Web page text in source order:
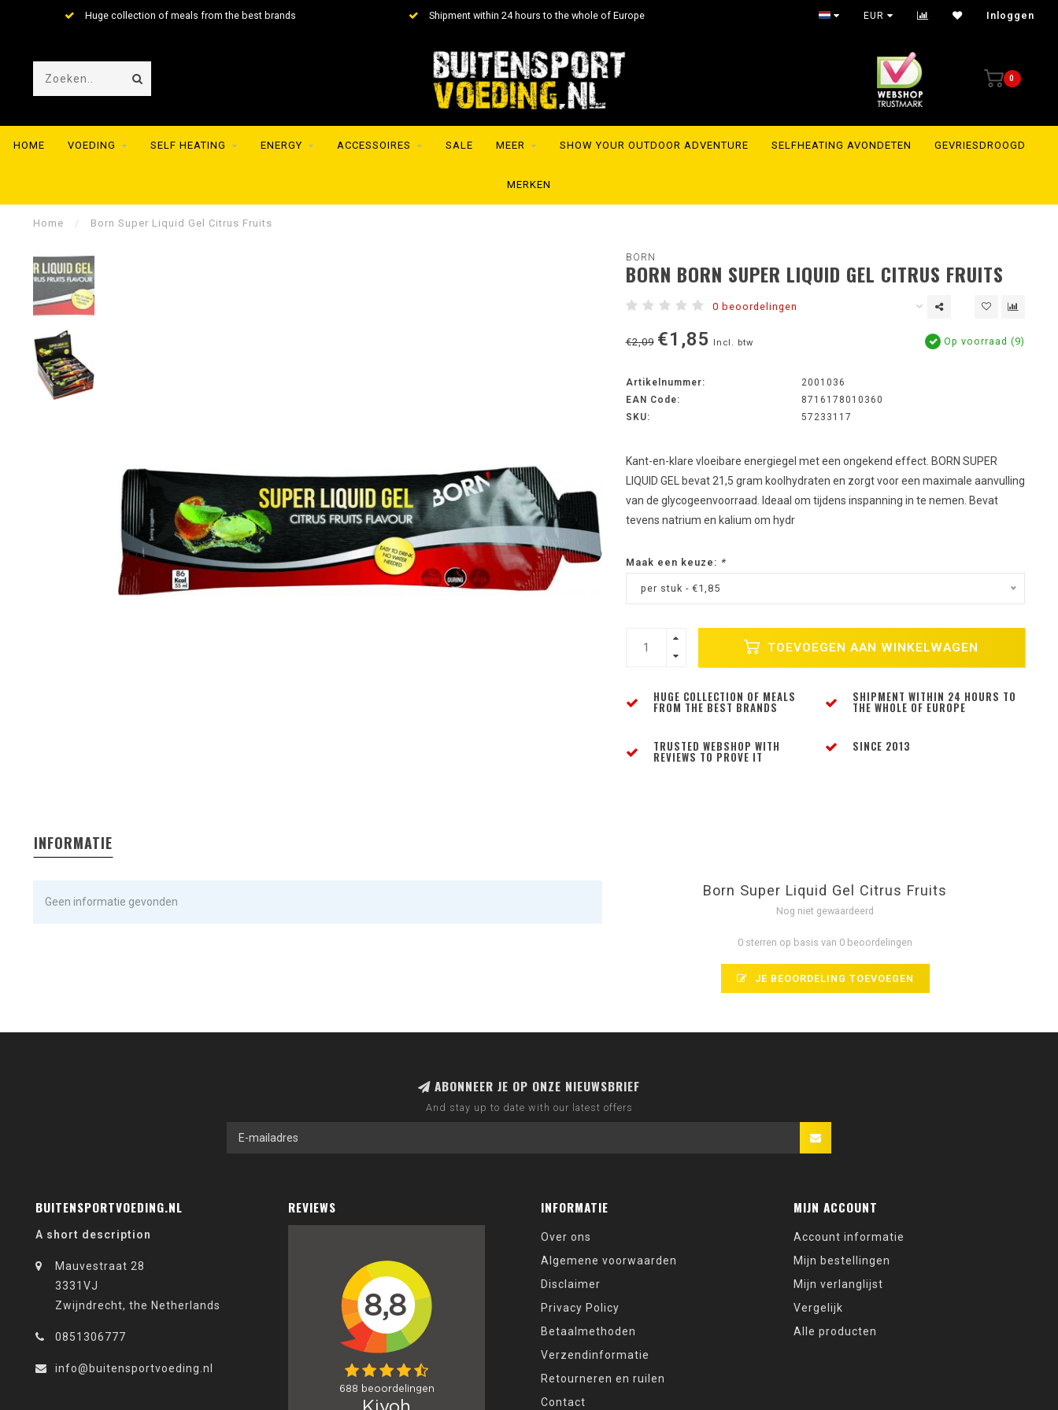
Huge collection of meals from the best brands Shipment within 24 hours to the whole of Europe EUR Inloggen
0
HOME VOEDING SELF HEATING ENERGY ACCESSOIRES SALE MEER SHOW YOUR OUTDOOR ADVENTURE SELFHEATING AVONDETEN GEVRIESDROOGD
MERKEN
Home / Born Super Liquid Gel Citrus Fruits
BORN
BORN BORN SUPER LIQUID GEL CITRUS FRUITS
0 beoordelingen
€2,09 €1,85 Incl. btw Op voorraad (9)
Artikelnummer:
2001036
EAN Code:
8716178010360
SKU:
57233117
Kant-en-klare vloeibare energiegel met een ongekend effect. BORN SUPER
LIQUID GEL bevat 21,5 gram koolhydraten en zorgt voor een maximale aanvulling
van de glycogeenvoorraad. Ideaal om tijdens inspanning in te nemen. Bevat
tevens natrium en kalium om hydr
Maak een keuze: *
per stuk - €1,85
TOEVOEGEN AAN WINKELWAGEN
HUGE COLLECTION OF MEALS
FROM THE BEST BRANDS
SHIPMENT WITHIN 24 HOURS TO
THE WHOLE OF EUROPE
TRUSTED WEBSHOP WITH
REVIEWS TO PROVE IT
SINCE 2013
INFORMATIE
Geen informatie gevonden
Born Super Liquid Gel Citrus Fruits
Nog niet gewaardeerd
0 sterren op basis van 0 beoordelingen
JE BEOORDELING TOEVOEGEN
ABONNEER JE OP ONZE NIEUWSBRIEF
And stay up to date with our latest offers
BUITENSPORTVOEDING.NL
A short description
Mauvestraat 28
3331VJ
Zwijndrecht, the Netherlands
0851306777
info@buitensportvoeding.nl
REVIEWS INFORMATIE
Over ons
Algemene voorwaarden
Disclaimer
Privacy Policy
Betaalmethoden
Verzendinformatie
Retourneren en ruilen
Contact
MIJN ACCOUNT
Account informatie
Mijn bestellingen
Mijn verlanglijst
Vergelijk
Alle producten